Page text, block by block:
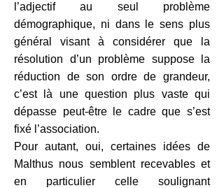
l’adjectif au seul problème
démographique, ni dans le sens plus
général visant à considérer que la
résolution d’un problème suppose la
réduction de son ordre de grandeur,
c’est là une question plus vaste qui
dépasse peut-être le cadre que s’est
fixé l’association.
Pour autant, oui, certaines idées de
Malthus nous semblent recevables et
en particulier celle soulignant